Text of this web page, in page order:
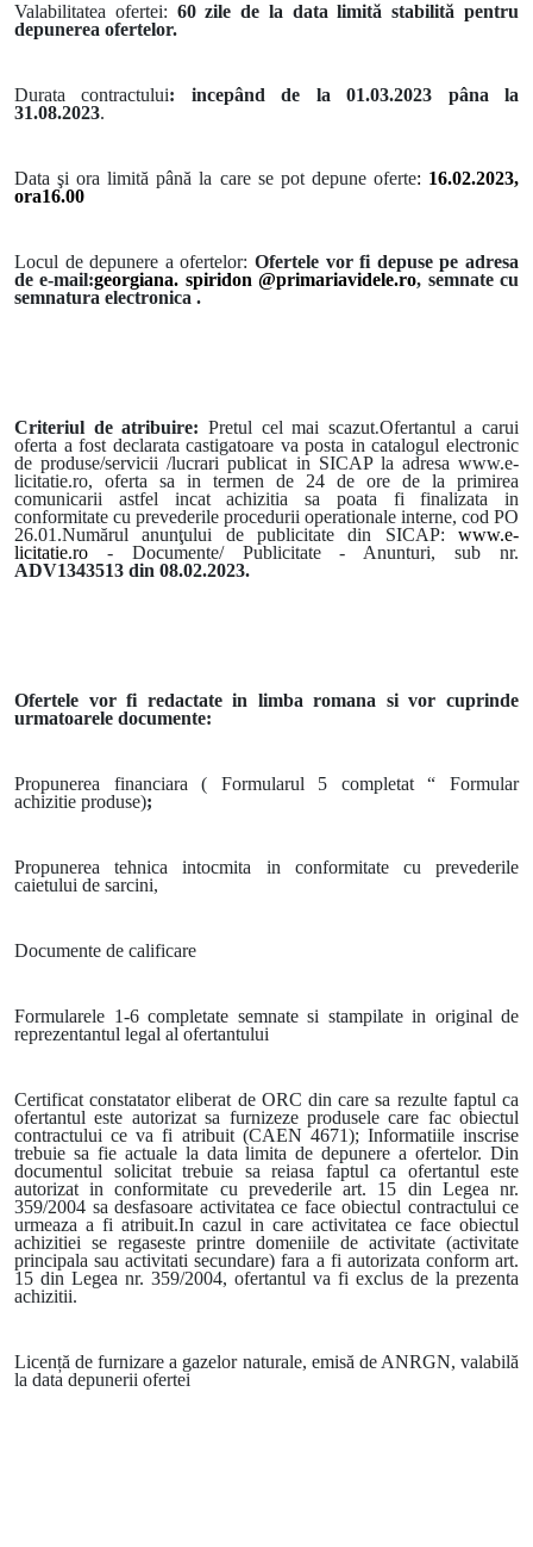
Valabilitatea ofertei: 60 zile de la data limită stabilită pentru
depunerea ofertelor.
Durata contractului: incepând de la01.03.2023 pâna la
31.08.2023.
Data şi ora limită până la care se pot depune oferte: 16.02.2023,
ora16.00
Locul de depunere a ofertelor: Ofertele vor fi depuse pe adresa
de e-mail:georgiana. spiridon @primariavidele.ro, semnate cu
semnatura electronica .
Criteriul de atribuire: Pretul cel mai scazut.Ofertantul a carui
oferta a fost declarata castigatoare va posta in catalogul electronic
de produse/servicii /lucrari publicat in SICAP la adresa www.e-
licitatie.ro, oferta sa in termen de 24 de ore de la primirea
comunicarii astfel incat achizitia sa poata fi finalizata in
conformitate cu prevederile procedurii operationale interne, cod PO
26.01.Numărul anunţului de publicitate din SICAP: www.e-
licitatie.ro - Documente/ Publicitate - Anunturi, sub nr.
ADV1343513 din 08.02.2023.
Ofertele vor fi redactate in limba romana si vor cuprinde
urmatoarele documente:
Propunerea financiara ( Formularul 5 completat “ Formular
achizitie produse);
Propunerea tehnica intocmita in conformitate cu prevederile
caietului de sarcini,
Documente de calificare
Formularele 1-6 completate semnate si stampilate in original de
reprezentantul legal al ofertantului
Certificat constatator eliberat de ORC din care sa rezulte faptul ca
ofertantul este autorizat sa furnizeze produsele care fac obiectul
contractului ce va fi atribuit (CAEN 4671); Informatiile inscrise
trebuie sa fie actuale la data limita de depunere a ofertelor. Din
documentul solicitat trebuie sa reiasa faptul ca ofertantul este
autorizat in conformitate cu prevederile art. 15 din Legea nr.
359/2004 sa desfasoare activitatea ce face obiectul contractului ce
urmeaza a fi atribuit.In cazul in care activitatea ce face obiectul
achizitiei se regaseste printre domeniile de activitate (activitate
principala sau activitati secundare) fara a fi autorizata conform art.
15 din Legea nr. 359/2004, ofertantul va fi exclus de la prezenta
achizitii.
Licență de furnizare a gazelor naturale, emisă de ANRGN, valabilă
la data depunerii ofertei